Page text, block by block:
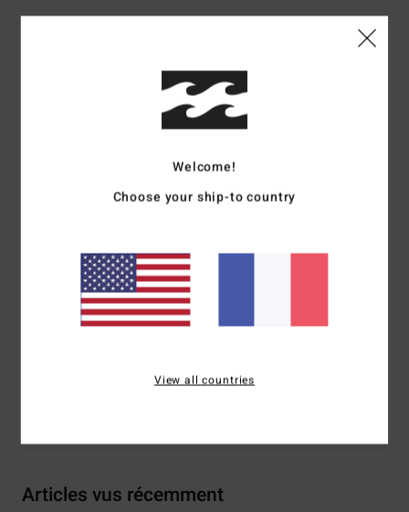
coupe boxy pour un modèle ample légèrement
Label tissé à l'intérieur
Composition[Matière principale] 80% coton, 20%
polyester
Articles vus récemment
Welcome!
Choose your ship-to country
View all countries